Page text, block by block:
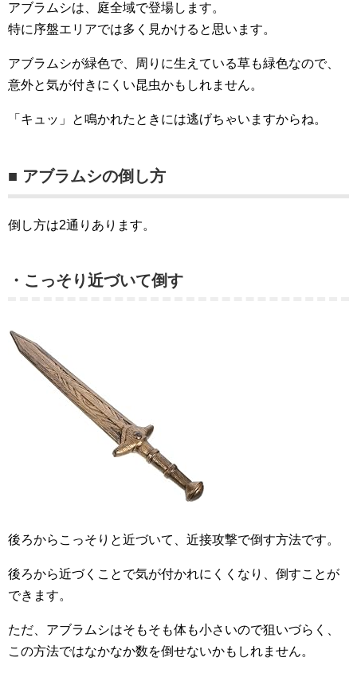
アブラムシは、庭全域で登場します。
特に序盤エリアでは多く見かけると思います。
アブラムシが緑色で、周りに生えている草も緑色なので、
意外と気が付きにくい昆虫かもしれません。
「キュッ」と鳴かれたときには逃げちゃいますからね。
■ アブラムシの倒し方
倒し方は2通りあります。
・こっそり近づいて倒す
後ろからこっそりと近づいて、近接攻撃で倒す方法です。
後ろから近づくことで気が付かれにくくなり、倒すことが
できます。
ただ、アブラムシはそもそも体も小さいので狙いづらく、
この方法ではなかなか数を倒せないかもしれません。